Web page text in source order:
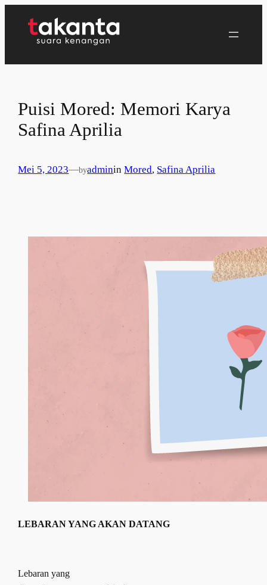
Puisi Mored: Memori Karya
Safina Aprilia
Mei 5, 2023—byadmininMored, Safina Aprilia
LEBARAN YANG AKAN DATANG
Lebaran yang